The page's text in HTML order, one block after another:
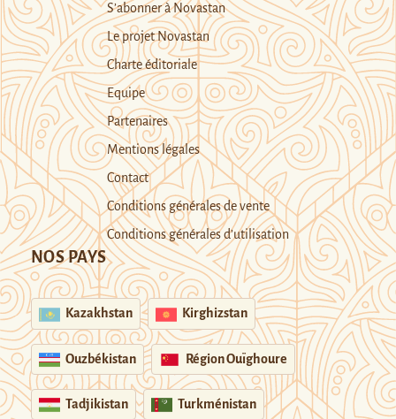
S’abonner à Novastan
Le projet Novastan
Charte éditoriale
Equipe
Partenaires
Mentions légales
Contact
Conditions générales de vente
Conditions générales d’utilisation
NOS PAYS
Kazakhstan Kirghizstan
Ouzbékistan Région Ouïghoure
Tadjikistan Turkménistan